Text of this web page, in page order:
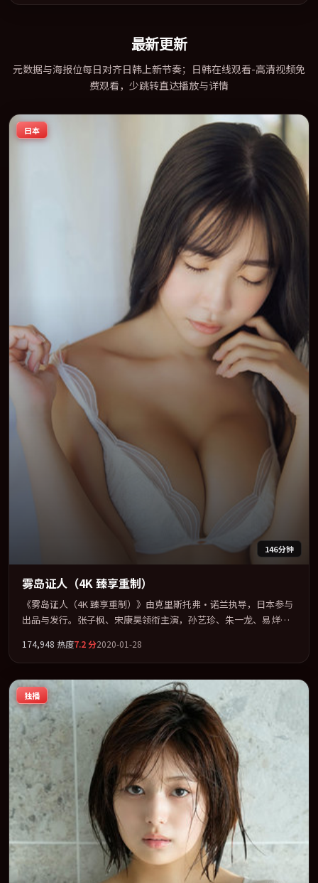
及主流平台同步亮相，2018 年度话题片中口碑稳健，适合喜欢强情
最新更新
元数据与海报位每日对齐日韩上新节奏；日韩在线观看-高清视频免
费观看，少跳转直达播放与详情
日本
146分钟
雾岛证人（4K 臻享重制）
《雾岛证人（4K 臻享重制）》由克里斯托弗·诺兰执导，日本参与
出品与发行。张子枫、宋康昊领衔主演，孙艺珍、朱一龙、易烊千
以「剧情」类型为骨架，在叙事、表演与视听上力求统一。定于
2020-08-05 在内地院线及主流平台同步亮相，2020 年度话题片中口
碑稳健，适合喜欢强情节与人物弧光的观众完整观看。
174,948 热度7.2分2020-01-28
独播